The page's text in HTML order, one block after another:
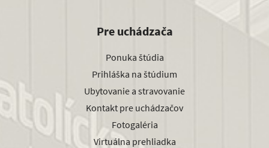
Pre uchádzača
Ponuka štúdia
Prihláška na štúdium
Ubytovanie a stravovanie
Kontakt pre uchádzačov
Fotogaléria
Virtuálna prehliadka